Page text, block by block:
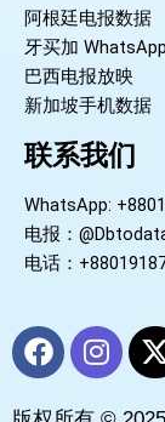
阿根廷电报数据
牙买加
巴西电报放映
新加坡手机数据
联系我们
WhatsApp:
电报：
电话：
F
a
I
n